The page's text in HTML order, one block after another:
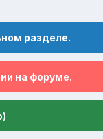
разделе.
на форуме.